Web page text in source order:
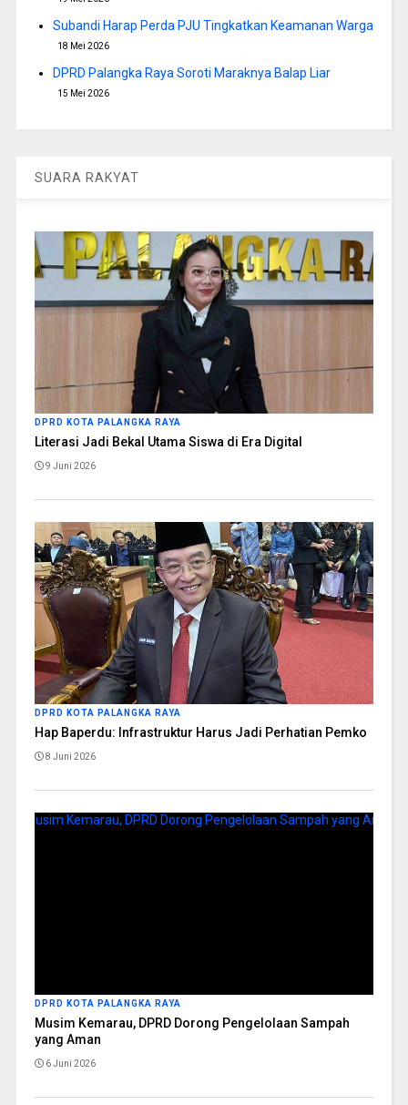
Subandi Harap Perda PJU Tingkatkan Keamanan Warga
18 Mei 2026
DPRD Palangka Raya Soroti Maraknya Balap Liar
15 Mei 2026
SUARA RAKYAT
DPRD KOTA PALANGKA RAYA
Literasi Jadi Bekal Utama Siswa di Era Digital
9 Juni 2026
DPRD KOTA PALANGKA RAYA
Hap Baperdu: Infrastruktur Harus Jadi Perhatian Pemko
8 Juni 2026
DPRD KOTA PALANGKA RAYA
Musim Kemarau, DPRD Dorong Pengelolaan Sampah
yang Aman
6 Juni 2026